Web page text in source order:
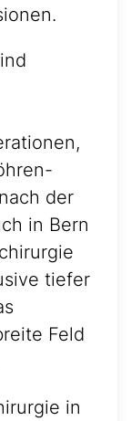
der
in Bern
tiefer
Feld
in